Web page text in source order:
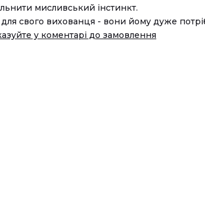
мисливський інстинкт.
свого вихованця - вони йому дуже
у коментарі до замовлення